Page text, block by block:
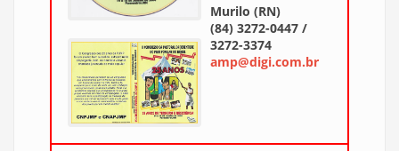
Murilo (RN)
(84) 3272-0447 /
3272-3374
amp@digi.com.br